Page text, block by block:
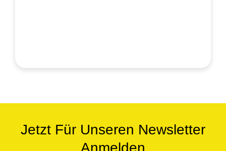
Jetzt Für Unseren Newsletter
Anmelden